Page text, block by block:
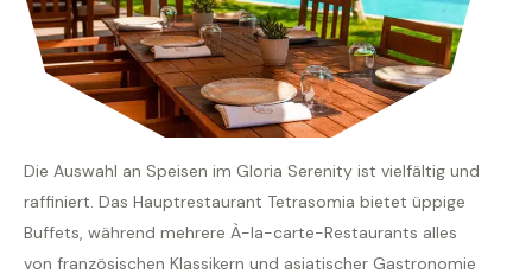
Die Auswahl an Speisen im Gloria Serenity ist vielfältig und
raffiniert. Das Hauptrestaurant Tetrasomia bietet üppige
Buffets, während mehrere À-la-carte-Restaurants alles
von französischen Klassikern und asiatischer Gastronomie